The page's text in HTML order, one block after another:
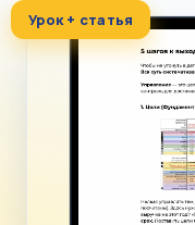
Урок + статья